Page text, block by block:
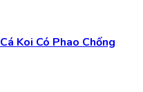
Koi Có Phao Chống